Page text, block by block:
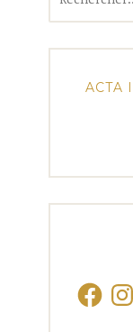
ACTA
Facebook